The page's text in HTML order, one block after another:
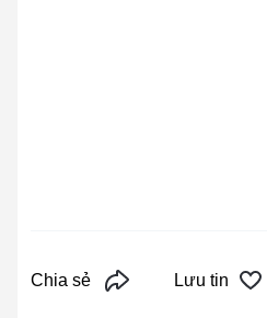
Chia sẻ Lưu tin